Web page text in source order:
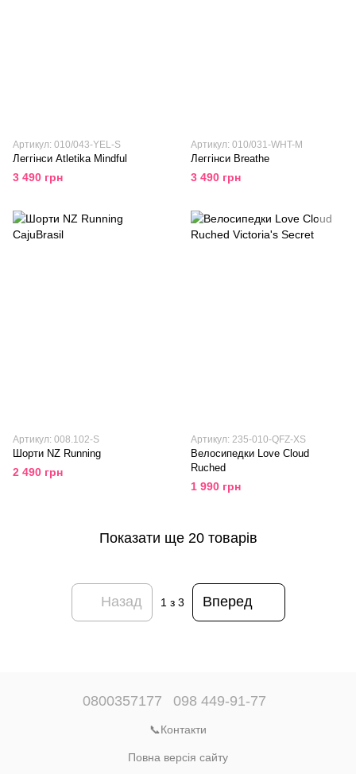
Артикул: 010/043-YEL-S
Леггінси Atletika Mindful
3 490 грн
Артикул: 010/031-WHT-M
Леггінси Breathe
3 490 грн
Артикул: 008.102-S
Шорти NZ Running
2 490 грн
Артикул: 235-010-QFZ-XS
Велосипедки Love Cloud
Ruched
1 990 грн
Показати ще 20 товарів
Назад 1 з 3 Вперед
0800357177 098 449-91-77
📞Контакти
Повна версія сайту